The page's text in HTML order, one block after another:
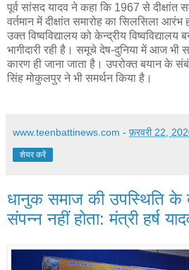
पूर्व सांसद यादव ने कहा कि 1967 से दीक्षांत
वर्तमान में दीक्षांत समारोह का सिलसिला
उक्त विष्वविद्यालय को केन्द्रीय
भागीदारी रही है। समूचे देष-दुनिया में आज भी
कारण ही जाना जाता है। उपरोक्त बयान के
सिंह मोकुलपुर ने भी समर्थन किया है।
www.teenbattinews.com - फ़रवरी 22,
शेयर करें
धानुक समाज की उपस्थिति के
संपन्न नहीं होता: मंत्री हर्ष